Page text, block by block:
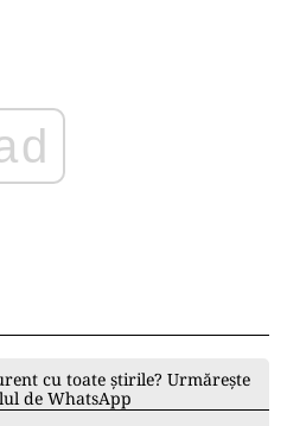
cu toate știrile? Urmărește
de WhatsApp